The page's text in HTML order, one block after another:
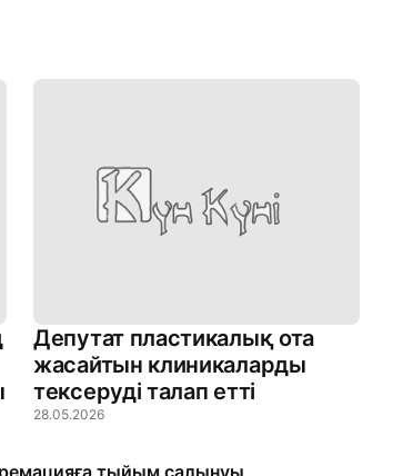
Депутат пластикалық ота
жасайтын клиникаларды
тексеруді талап етті
28.05.2026
тыйым салынуы